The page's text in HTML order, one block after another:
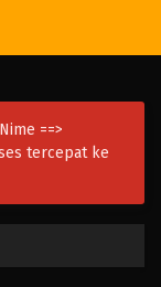
==>
tercepat ke